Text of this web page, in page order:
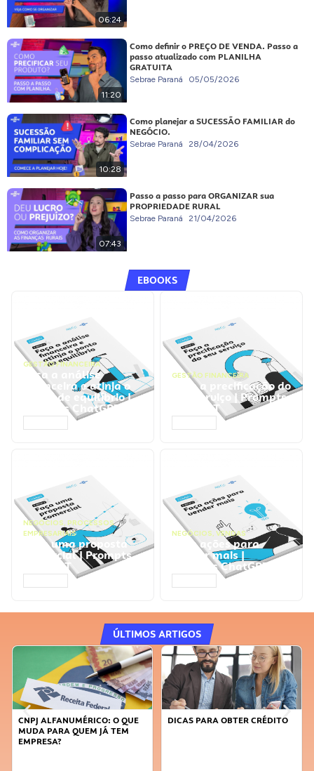
06:24
11:20
Como definir o PREÇO DE VENDA. Passo a
passo atualizado com PLANILHA
GRATUITA
Sebrae Paraná 05/05/2026
10:28
Como planejar a SUCESSÃO FAMILIAR do
NEGÓCIO.
Sebrae Paraná 28/04/2026
07:43
Passo a passo para ORGANIZAR sua
PROPRIEDADE RURAL
Sebrae Paraná 21/04/2026
EBOOKS
GESTÃO FINANCEIRA
Faça a análise
financeira e atinja o
ponto de equilíbrio |
Prompts ChatGPT
GESTÃO FINANCEIRA
Faça a precificação do
seu serviço | Prompts
ChatGPT
NEGÓCIOS, PROCESSOS
EMPRESARIAIS
Faça uma proposta
comercial | Prompts
ChatGPT
NEGÓCIOS, VENDAS
Faça ações para
vender mais |
Prompts ChatGPT
ÚLTIMOS ARTIGOS
CNPJ ALFANUMÉRICO: O QUE
MUDA PARA QUEM JÁ TEM
EMPRESA?
DICAS PARA OBTER CRÉDITO